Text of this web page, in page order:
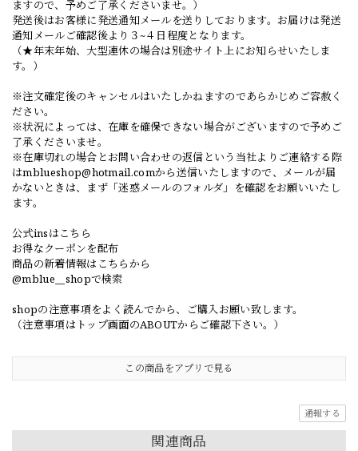
ますので、予めご了承くださいませ。）
発送後はお客様に発送通知メールを送りしております。お届けは発送
通知メールご確認後より３~４日程度となります。
（★年末年始、大型連休の場合は別途サイト上にお知らせいたしま
す。）
※注文確定後のキャンセルはいたしかねますのであらかじめご容赦く
ださい。
※状況によっては、在庫を確保できない場合がございますので予めご
了承くださいませ。
※在庫切れの場合とお問い合わせの返信という当社よりご連絡する際
はmblueshop@hotmail.comから送信いたしますので、メールが届
かないときは、まず「迷惑メールのフォルダ」を確認をお願いいたし
ます。
公式insはこちら
お得なクーポンを配布
商品の新着情報はこちらから
@mblue__shopで検索
shopの注意事項をよく読んでから、ご購入お願い致します。
（注意事項はトップ画面のABOUTからご確認下さい。）
この商品をアプリで見る
通報する
関連商品